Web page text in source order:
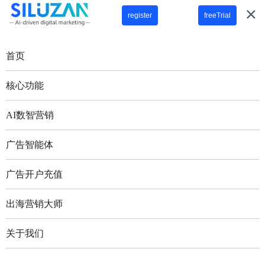
首页
核心功能
AI数智营销
广告智能体
广告开户充值
出海营销大师
关于我们